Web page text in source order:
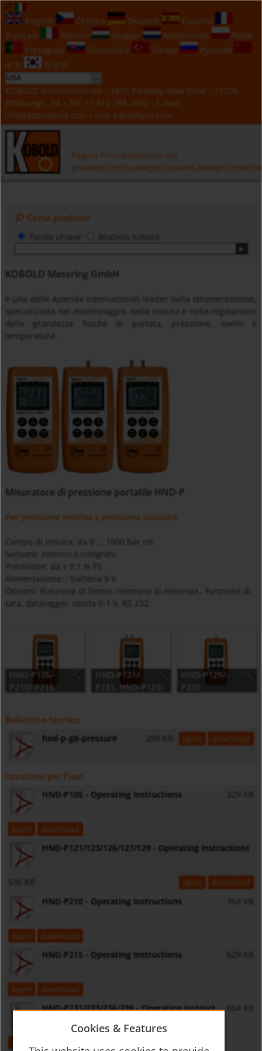
English
Čeština Deutsch
Español
Français
Italiano Magyar Nederlands
Polski
Português
Slovenčina Türkçe
Русский
中文
한국의
KOBOLD Instruments Inc • 1801 Parkway View Drive • 15205
Pittsburgh, PA • Tel:
+1 412 788 2830 • E-mail:
info@koboldusa.com • visit koboldusa.com
Pagina PrincipaleScelta del
prodottoCertificati Applicazioni CatalogoContatti
Cerca prodotto
Modello Kobold
KOBOLD Messring GmbH
è una delle Aziende internazionali leader nella strumentazione,
specializzata nel monitoraggio, nella misura e nella regolazione
delle grandezze fisiche di portata, pressione, livello e
Misuratore di pressione portatile HND-P
Per pressione relativa e pressione assoluta
Sensore: esterno o integrato
Precisione: da ± 0,1 % FS
Alimentazione: : batteria 9 V
Opzioni: Funzione di fermo, memoria di min/max., Funzione di
tara, datalogger, uscita 0-1 V, RS 232
HND-P105/-
P210/-P215
HND-P121/-
P231, HND-P123/-
HND-P129/-
Bollettino tecnico
hnd-p-gb-pressure 290 KB open download
Istruzioni per l'uso
HND-P105 - Operating Instructions 329 KB
open
download
HND-P121/123/126/127/129 - Operating Instructions
536 KB open
download
HND-P210 - Operating Instructions
364 KB
open
download
HND-P215 - Operating Instructions
629 KB
open
download
HND-P231/233/236/239 - Operating Instruct
604 KB
Cookies & Features